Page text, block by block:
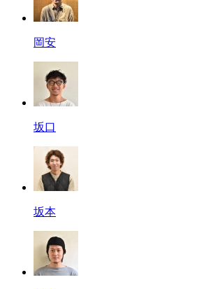
岡安
坂口
坂本